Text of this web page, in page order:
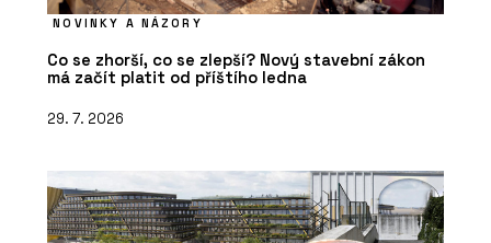
NOVINKY A NÁZORY
Co se zhorší, co se zlepší? Nový stavební zákon
má začít platit od příštího ledna
29. 7. 2026